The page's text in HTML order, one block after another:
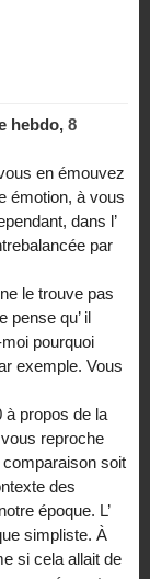
hebdo, 8
en émouvez
émotion, à vous
dans l’
par
le trouve pas
pense qu’ il
pourquoi
exemple. Vous
à propos de la
reproche
soit
des
époque. L’
simpliste. À
si cela allait de